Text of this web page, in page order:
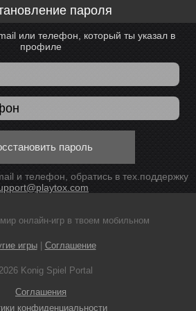
пароля
или телефон, который ты указал в
профиле
пароль
и телефон, обратись в тех.поддержку
онлайн-игр в твоем мобильном
игры| Соглашение
Konig Spiel Portal
Соглашения
конфиденциальности